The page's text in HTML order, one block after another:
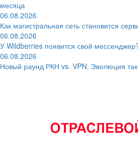
месяца
06.08.2026
Как магистральная сеть становится
06.08.2026
У Wildberries появится свой
06.08.2026
Новый раунд РКН vs. VPN: Эволюция